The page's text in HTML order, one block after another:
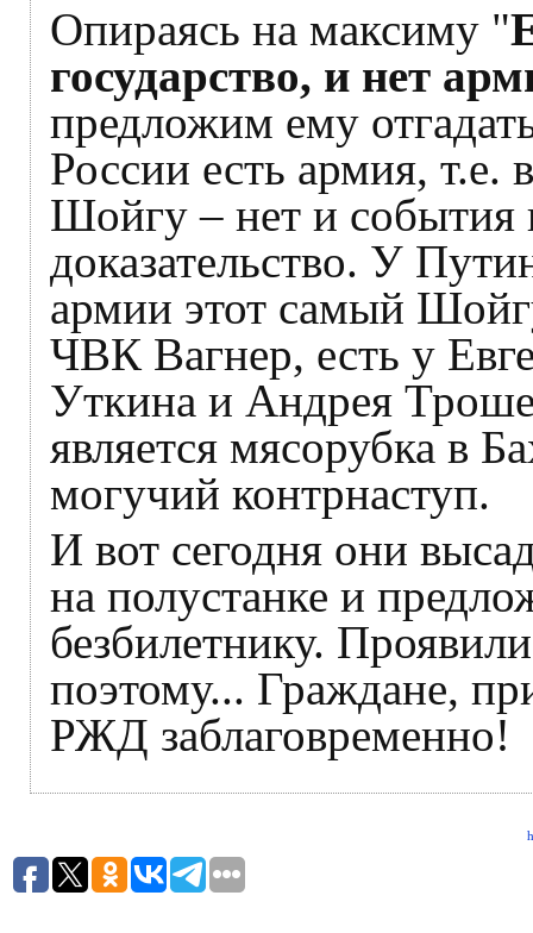
Опираясь на максиму "
государство, и нет
предложим ему
России есть армия, т.е.
Шойгу – нет и события
доказательство. У
армии этот самый
ЧВК Вагнер, есть у
Уткина и Андрея
является мясорубка в
могучий контрнаступ.
И вот сегодня они
на полустанке и
безбилетнику.
поэтому... Граждане,
РЖД заблаговременно!